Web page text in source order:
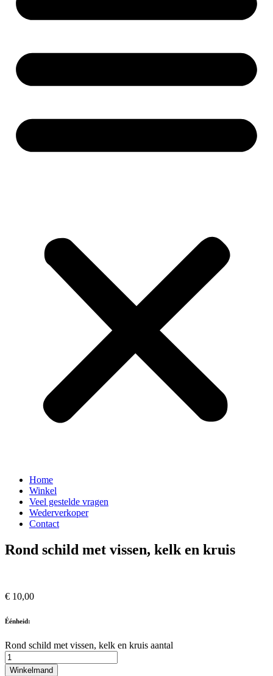
Home
Winkel
Veel gestelde vragen
Wederverkoper
Contact
Rond schild met vissen, kelk en kruis
€ 10,00
Éénheid:
Rond schild met vissen, kelk en kruis aantal
Winkelmand